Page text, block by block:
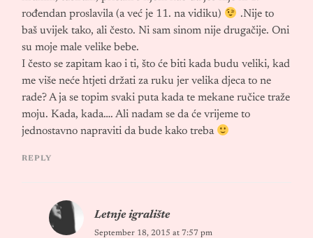
rođendan proslavila (a već je 11. na vidiku)
.Nije to
baš uvijek tako, ali često. Ni sam sinom nije drugačije. Oni
su moje male velike bebe.
I često se zapitam kao i ti, što će biti kada budu veliki, kad
me više neće htjeti držati za ruku jer velika djeca to ne
rade? A ja se topim svaki puta kada te mekane ručice traže
moju. Kada, kada…. Ali nadam se da će vrijeme to
jednostavno napraviti da bude kako treba
REPLY
Letnje igralište
September 18, 2015 at 7:57 pm